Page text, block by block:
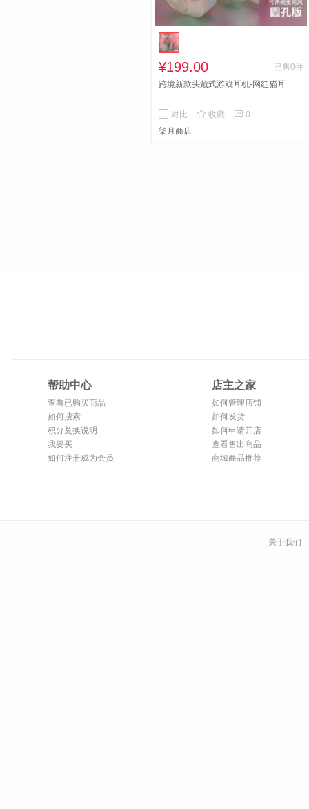
¥199.00
已售0件
跨境新款头戴式游戏耳机-网红猫耳
对比  收藏  0
柒月商店
帮助中心
查看已购买商品
如何搜索
积分兑换说明
我要买
如何注册成为会员
店主之家
如何管理店铺
如何发货
如何申请开店
查看售出商品
商城商品推荐
关于我们